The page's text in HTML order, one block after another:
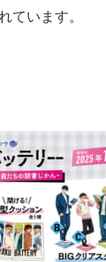
ています。